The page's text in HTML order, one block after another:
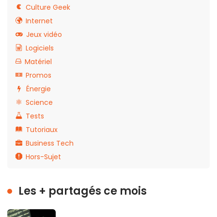
Culture Geek
Internet
Jeux vidéo
Logiciels
Matériel
Promos
Énergie
Science
Tests
Tutoriaux
Business Tech
Hors-Sujet
Les + partagés ce mois